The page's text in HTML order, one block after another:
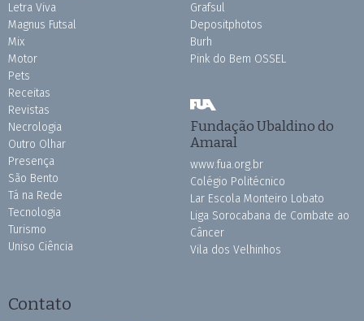
Letra Viva
Magnus Futsal
Mix
Motor
Pets
Receitas
Revistas
Necrologia
Outro Olhar
Presença
São Bento
Tá na Rede
Tecnologia
Turismo
Uniso Ciência
Grafsul
Depositphotos
Burh
Pink do Bem OSSEL
Fundação Ubaldino do
Amaral
www.fua.org.br
Colégio Politécnico
Lar Escola Monteiro Lobato
Liga Sorocabana de Combate ao
Câncer
Vila dos Velhinhos
Contato